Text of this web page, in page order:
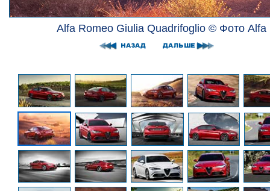
Alfa Romeo Giulia Quadrifoglio © Фото Alfa